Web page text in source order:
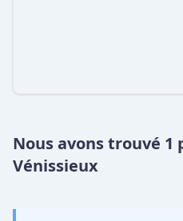
Nous avons trouvé 1
Vénissieux